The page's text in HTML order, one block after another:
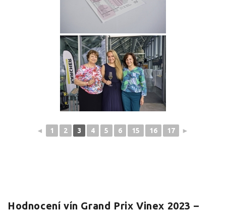
◄ 1 2 3 4 5 6 15 16 17 ►
Hodnocení vín Grand Prix Vinex 2023 –